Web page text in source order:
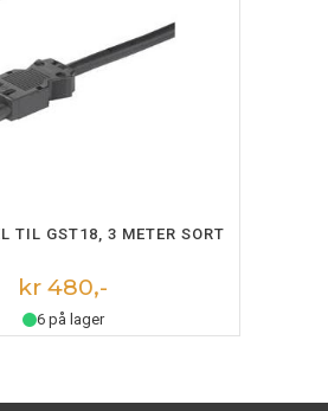
I HANDLEKURV
TIL GST18, 3 METER SORT
kr 480,-
6 på lager